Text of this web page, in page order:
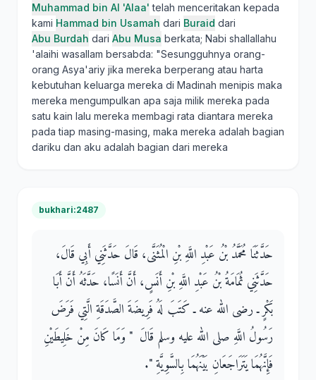
Muhammad bin Al 'Alaa' telah menceritakan kepada
kami Hammad bin Usamah dari Buraid dari
Abu Burdah dari Abu Musa berkata; Nabi shallallahu
'alaihi wasallam bersabda: "Sesungguhnya orang-
orang Asya'ariy jika mereka berperang atau harta
kebutuhan keluarga mereka di Madinah menipis maka
mereka mengumpulkan apa saja milik mereka pada
satu kain lalu mereka membagi rata diantara mereka
pada tiap masing-masing, maka mereka adalah bagian
dariku dan aku adalah bagian dari mereka
bukhari:2487
حَدَّثَنَا مُحَمَّدُ بْنُ عَبْدِ اللَّهِ بْنِ الْمُثَنَّى، قَالَ حَدَّثَنِي أَبِي قَالَ،
حَدَّثَنِي ثُمَامَةُ بْنُ عَبْدِ اللَّهِ بْنِ أَنَسٍ، أَنَّ أَنَسًا، حَدَّثَهُ أَنَّ أَبَا
بَكْرٍ ـ رضى الله عنه ـ كَتَبَ لَهُ فَرِيضَةَ الصَّدَقَةِ الَّتِي فَرَضَ
رَسُولُ اللَّهِ صلى الله عليه وسلم قَالَ ‏ "‏ وَمَا كَانَ مِنْ خَلِيطَيْنِ
فَإِنَّهُمَا يَتَرَاجَعَانِ بَيْنَهُمَا بِالسَّوِيَّةِ ‏"‏‏.‏